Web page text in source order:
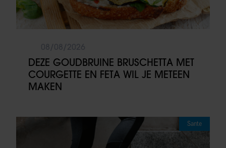
DEZE GOUDBRUINE BRUSCHETTA MET
COURGETTE EN FETA WIL JE METEEN
MAKEN
Sante